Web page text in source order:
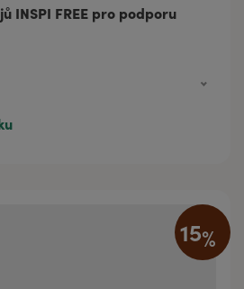
INSPI FREE pro podporu
15%